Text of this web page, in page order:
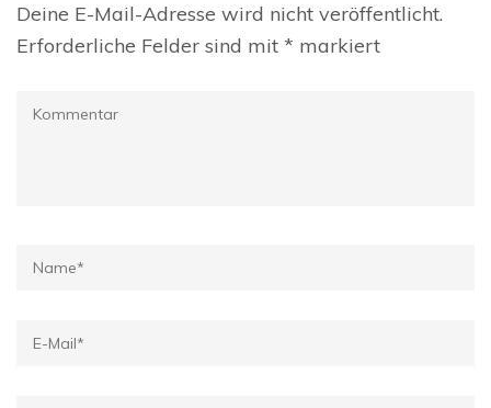
Deine E-Mail-Adresse wird nicht veröffentlicht.
Erforderliche Felder sind mit * markiert
Kommentar
Name*
E-